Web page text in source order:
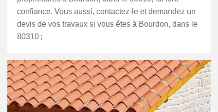
confiance. Vous aussi, contactez-le et demandez un
devis de vos travaux si vous êtes à Bourdon, dans le
80310 ;